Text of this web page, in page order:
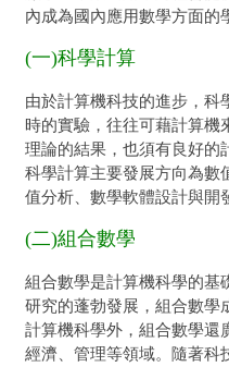
內成為國內應用數學方面的
(一)科學計算
由於計算機科技的進步，科
時的實驗，往往可藉計算機
理論的結果，也須有良好的
科學計算主要發展方向為數
值分析、數學軟體設計與開
(二)組合數學
組合數學是計算機科學的基
研究的蓬勃發展，組合數學
計算機科學外，組合數學還
經濟、管理等領域。隨著科